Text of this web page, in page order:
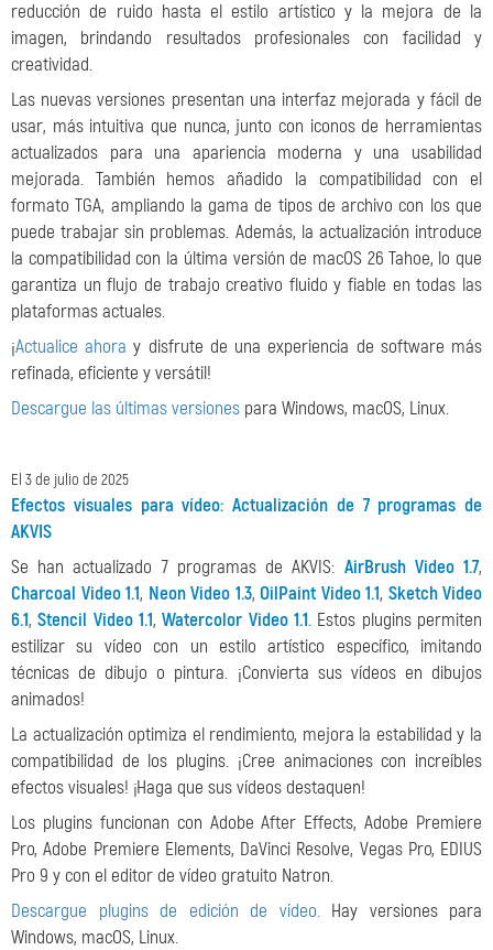
reducción de ruido hasta el estilo artístico y la mejora de la
imagen, brindando resultados profesionales con facilidad y
creatividad.
Las nuevas versiones presentan una interfaz mejorada y fácil de
usar, más intuitiva que nunca, junto con iconos de herramientas
actualizados para una apariencia moderna y una usabilidad
mejorada. También hemos añadido la compatibilidad con el
formato TGA, ampliando la gama de tipos de archivo con los que
puede trabajar sin problemas. Además, la actualización introduce
la compatibilidad con la última versión de macOS 26 Tahoe, lo que
garantiza un flujo de trabajo creativo fluido y fiable en todas las
plataformas actuales.
¡Actualice ahora y disfrute de una experiencia de software más
refinada, eficiente y versátil!
Descargue las últimas versiones para Windows, macOS, Linux.
El 3 de julio de 2025
Efectos visuales para vídeo: Actualización de 7 programas de
AKVIS
Se han actualizado 7 programas de AKVIS: AirBrush Video 1.7,
Charcoal Video 1.1, Neon Video 1.3, OilPaint Video 1.1, Sketch Video
6.1,Stencil Video 1.1,Watercolor Video 1.1. Estos plugins permiten
estilizar su vídeo con un estilo artístico específico, imitando
técnicas de dibujo o pintura. ¡Convierta sus vídeos en dibujos
animados!
La actualización optimiza el rendimiento, mejora la estabilidad y la
compatibilidad de los plugins. ¡Cree animaciones con increíbles
efectos visuales! ¡Haga que sus vídeos destaquen!
Los plugins funcionan con Adobe After Effects, Adobe Premiere
Pro, Adobe Premiere Elements, DaVinci Resolve, Vegas Pro, EDIUS
Pro 9 y con el editor de vídeo gratuito Natron.
Descargue plugins de edición de vídeo.Hay versiones para
Windows, macOS, Linux.